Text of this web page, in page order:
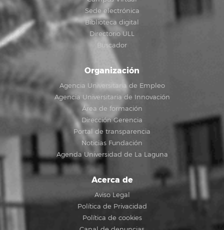
Sede electrónica
Biblioteca digital
Directorio ULL
Buscador
Organización
Agencia Universitaria de Empleo
Agencia Universitaria de Innovación
Área de formación
Dirección Gerencia
Portal de transparencia
Noticias Fundación
Agenda Universidad de La Laguna
Acerca de
Aviso Legal
Política de Privacidad
Política de cookies